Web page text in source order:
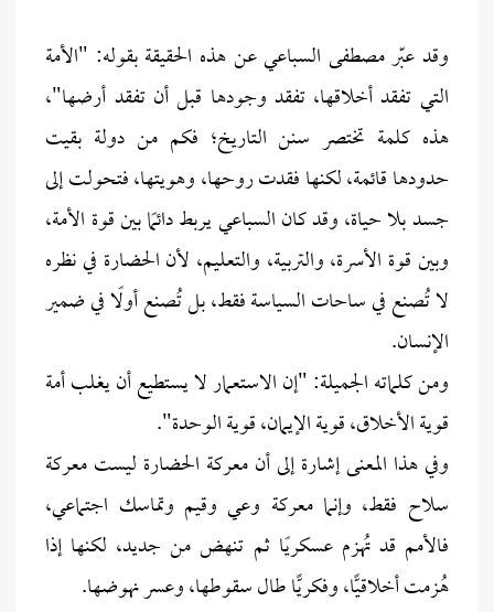
وقد عبّر مصطفى السباعي عن هذه الحقيقة بقوله: "الأمة
التي تفقد أخلاقها، تفقد وجودها قبل أن تفقد أرضها"،
هذه كلمة تختصر سنن التاريخ؛ فكم من دولة بقيت
حدودها قائمة، لكنها فقدت روحها، وهويتها، فتحولت إلى
جسد بلا حياة، وقد كان السباعي يربط دائمًا بين قوة الأمة،
وبين قوة الأسرة، والتربية، والتعليم، لأن الحضارة في نظره
لا تُصنع في ساحات السياسة فقط، بل تُصنع أولًا في ضمير
الإنسان.
ومن كلماته الجميلة: "إن الاستعمار لا يستطيع أن يغلب أمة
قوية الأخلاق، قوية الإيمان، قوية الوحدة".
وفي هذا المعنى إشارة إلى أن معركة الحضارة ليست معركة
سلاح فقط، وإنما معركة وعي وقيم وتماسك اجتماعي،
فالأمم قد تُهزم عسكريًا ثم تنهض من جديد، لكنها إذا
هُزمت أخلاقيًّا، وفكريًّا طال سقوطها، وعسر نهوضها.